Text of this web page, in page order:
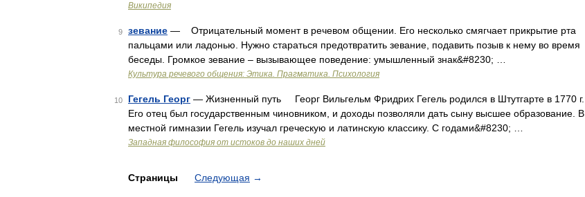
Википедия
9 зевание — Отрицательный момент в речевом общении. Его несколько смягчает прикрытие рта
пальцами или ладонью. Нужно стараться предотвратить зевание, подавить позыв к нему во время
беседы. Громкое зевание – вызывающее поведение: умышленный знак&#8230; …
Культура речевого общения: Этика. Прагматика. Психология
10 Гегель Георг — Жизненный путь Георг Вильгельм Фридрих Гегель родился в Штутгарте в 1770 г.
Его отец был государственным чиновником, и доходы позволяли дать сыну высшее образование. В
местной гимназии Гегель изучал греческую и латинскую классику. С годами&#8230; …
Западная философия от истоков до наших дней
Страницы Следующая →